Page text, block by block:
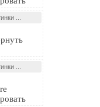
...
...